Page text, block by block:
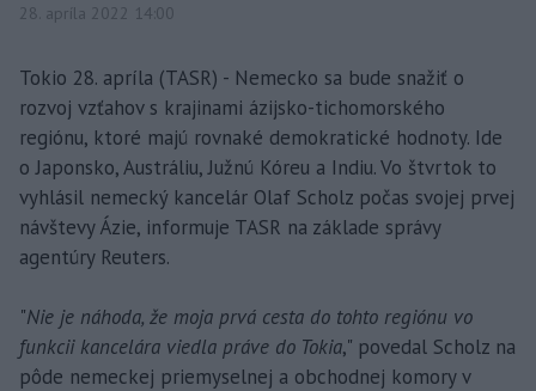
28. apríla 2022 14:00
Tokio 28. apríla (TASR) - Nemecko sa bude snažiť o
rozvoj vzťahov s krajinami ázijsko-tichomorského
regiónu, ktoré majú rovnaké demokratické hodnoty. Ide
o Japonsko, Austráliu, Južnú Kóreu a Indiu. Vo štvrtok to
vyhlásil nemecký kancelár Olaf Scholz počas svojej prvej
návštevy Ázie, informuje TASR na základe správy
agentúry Reuters.
"Nie je náhoda, že moja prvá cesta do tohto regiónu vo
funkcii kancelára viedla práve do Tokia," povedal Scholz na
pôde nemeckej priemyselnej a obchodnej komory v